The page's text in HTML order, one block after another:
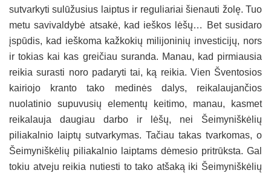
sutvarkyti sulūžusius laiptus ir reguliariai šienauti žolę. Tuo
metu savivaldybė atsakė, kad ieškos lėšų… Bet susidaro
įspūdis, kad ieškoma kažkokių milijoninių investicijų, nors
ir tokias kai kas greičiau suranda. Manau, kad pirmiausia
reikia surasti noro padaryti tai, ką reikia. Vien Šventosios
kairiojo kranto tako medinės dalys, reikalaujančios
nuolatinio supuvusių elementų keitimo, manau, kasmet
reikalauja daugiau darbo ir lėšų, nei Šeimyniškėlių
piliakalnio laiptų sutvarkymas. Tačiau takas tvarkomas, o
Šeimyniškėlių piliakalnio laiptams dėmesio pritrūksta. Gal
tokiu atveju reikia nutiesti to tako atšaką iki Šeimyniškėlių